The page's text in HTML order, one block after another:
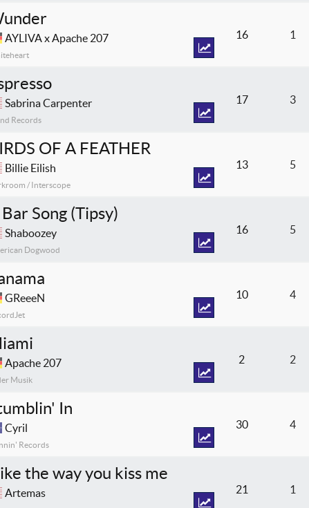
AYLIVA x Apache 207 16 1
Sabrina Carpenter
Records
17 3
OF A FEATHER
Billie Eilish
/ Interscope
13 5
Song (Tipsy)
Shaboozey
Dogwood
16 5
GReeeN 10 4
Apache 207
Musik
2 2
In
Cyril
Records
30 4
the way you kiss me
Artemas 21 1